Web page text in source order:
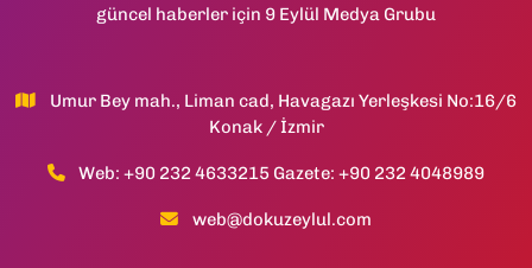
güncel haberler için 9 Eylül Medya Grubu
Umur Bey mah., Liman cad, Havagazı Yerleşkesi No:16/6
Konak / İzmir
Web: +90 232 4633215 Gazete: +90 232 4048989
web@dokuzeylul.com